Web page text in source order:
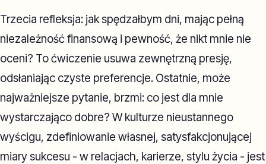
Trzecia refleksja: jak spędzałbym dni, mając pełną
niezależność finansową i pewność, że nikt mnie nie
oceni? To ćwiczenie usuwa zewnętrzną presję,
odsłaniając czyste preferencje. Ostatnie, może
najważniejsze pytanie, brzmi: co jest dla mnie
wystarczająco dobre? W kulturze nieustannego
wyścigu, zdefiniowanie własnej, satysfakcjonującej
miary sukcesu - w relacjach, karierze, stylu życia - jest